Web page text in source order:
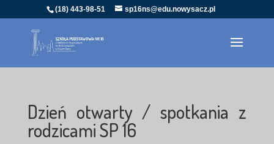
(18) 443-98-51 sp16ns@edu.nowysacz.pl
Dzień otwarty / spotkania z
rodzicami SP 16